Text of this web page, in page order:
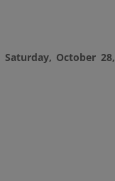
Saturday, October 28,